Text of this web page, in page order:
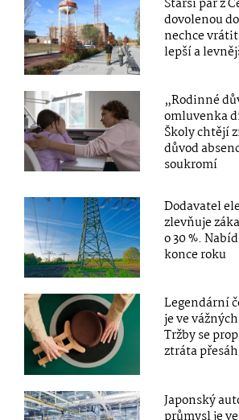
Starší pár z
dovolenou
nechce
lepší a
„Rodinné
omluvenka
Školy chtějí
důvod
soukromí
Dodavatel
zlevňuje
o 30 %.
konce roku
Legendární
je ve
Tržby se
ztráta
Japonský